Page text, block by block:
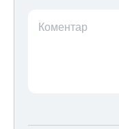
Коментар